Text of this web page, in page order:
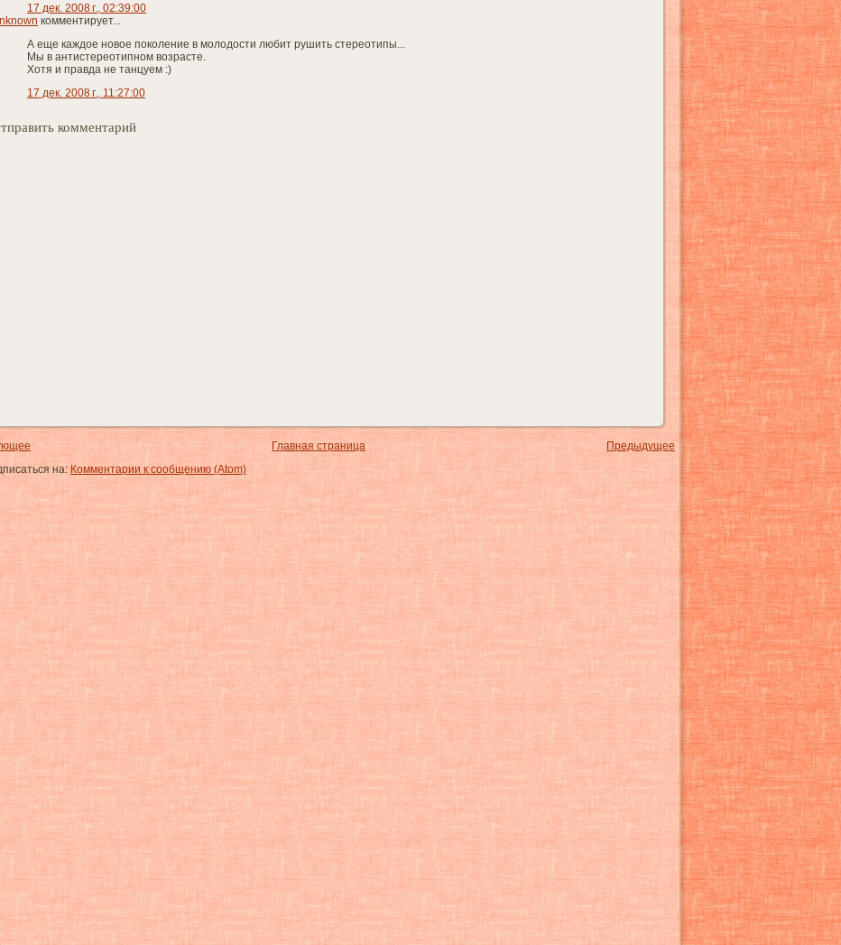
17 дек. 2008 г., 02:39:00
комментирует...
А еще каждое новое поколение в молодости любит рушить стереотипы...
Мы в антистереотипном возрасте.
Хотя и правда не танцуем :)
17 дек. 2008 г., 11:27:00
комментарий
Предыдущее
Главная страница
на: Комментарии к сообщению (Atom)